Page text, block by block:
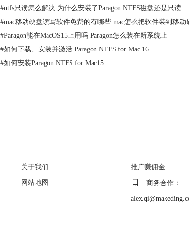
#ntfs只读怎么解决 为什么安装了Paragon NTFS磁盘还是只读
#mac移动硬盘读写软件免费的有哪些 mac怎么把软件装到移动
#Paragon能在MacOS15上用吗 Paragon怎么装在新系统上
#如何下载、安装并激活 Paragon NTFS for Mac 16
#如何安装Paragon NTFS for Mac15
关于我们
网站地图
推广赚佣金
商务合作：